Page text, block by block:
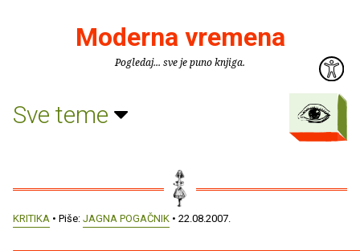
Moderna vremena
Pogledaj... sve je puno knjiga.
Sve teme
KRITIKA • Piše: JAGNA POGAČNIK • 22.08.2007.